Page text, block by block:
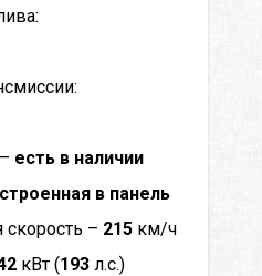
есть в наличии
в панель
– 215 км/ч
кВт (193 л.с.)